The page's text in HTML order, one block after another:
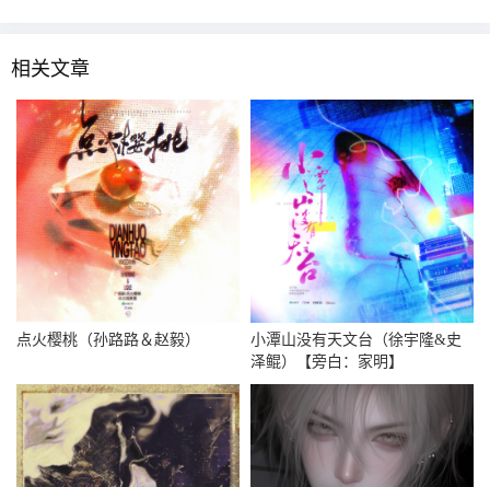
相关文章
点火樱桃（孙路路＆赵毅）
小潭山没有天文台（徐宇隆&史
泽鲲）【旁白：家明】